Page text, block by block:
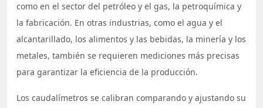
como en el sector del petróleo y el gas, la petroquímica y
la fabricación. En otras industrias, como el agua y el
alcantarillado, los alimentos y las bebidas, la minería y los
metales, también se requieren mediciones más precisas
para garantizar la eficiencia de la producción.
Los caudalímetros se calibran comparando y ajustando su